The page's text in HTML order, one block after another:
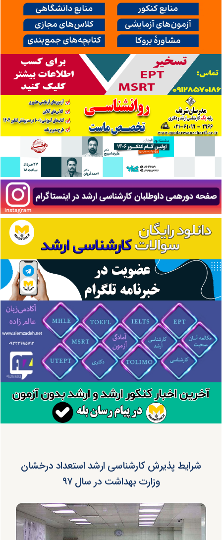
شرایط پذیرش کارشناسی ارشد استعداد درخشان
وزارت بهداشت در سال ۹۷